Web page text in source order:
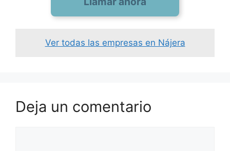
Ver todas las empresas en Nájera
Deja un comentario